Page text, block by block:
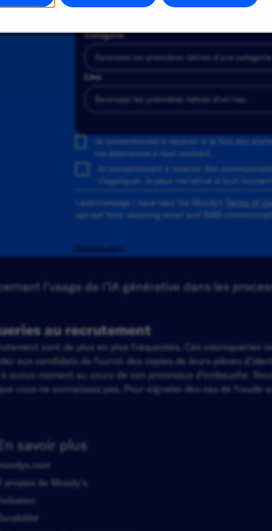
sélectionnez-en un dans la liste des
Catégorie
Lieu
Je consentement à recevoir à la fois des
me désinscrire à tout moment.
Je consentement à recevoir des
s'appliquer. Je peux me retirer à tout
I acknowledge I have read the Moody's
Terms of
opt-out from receiving email and SMS
Soumettre
l’usage de l’IA générative dans les
au recrutement
sont de plus en plus fréquentes. Ces escroqueries
aux candidats de fournir des copies de leurs pièces
aucun moment au cours de son processus d’embauche.
vous ne connaissez pas. Pour signaler des cas de fraude
savoir plus
À propos de Moody’s
Durabilité